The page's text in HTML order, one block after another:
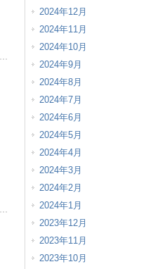
2024年12月
2024年11月
2024年10月
2024年9月
2024年8月
2024年7月
2024年6月
2024年5月
2024年4月
2024年3月
2024年2月
2024年1月
2023年12月
2023年11月
2023年10月